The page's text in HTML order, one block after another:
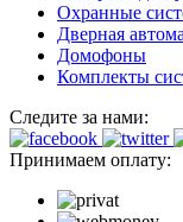
Охранные
Дверная
Домофоны
Комплекты
Следите за нами:
Принимаем оплату: